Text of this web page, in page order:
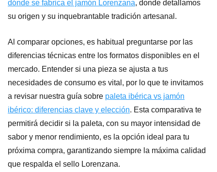
dónde se fabrica el jamón Lorenzana, donde detallamos
su origen y su inquebrantable tradición artesanal.
Al comparar opciones, es habitual preguntarse por las
diferencias técnicas entre los formatos disponibles en el
mercado. Entender si una pieza se ajusta a tus
necesidades de consumo es vital, por lo que te invitamos
a revisar nuestra guía sobre paleta ibérica vs jamón
ibérico: diferencias clave y elección. Esta comparativa te
permitirá decidir si la paleta, con su mayor intensidad de
sabor y menor rendimiento, es la opción ideal para tu
próxima compra, garantizando siempre la máxima calidad
que respalda el sello Lorenzana.